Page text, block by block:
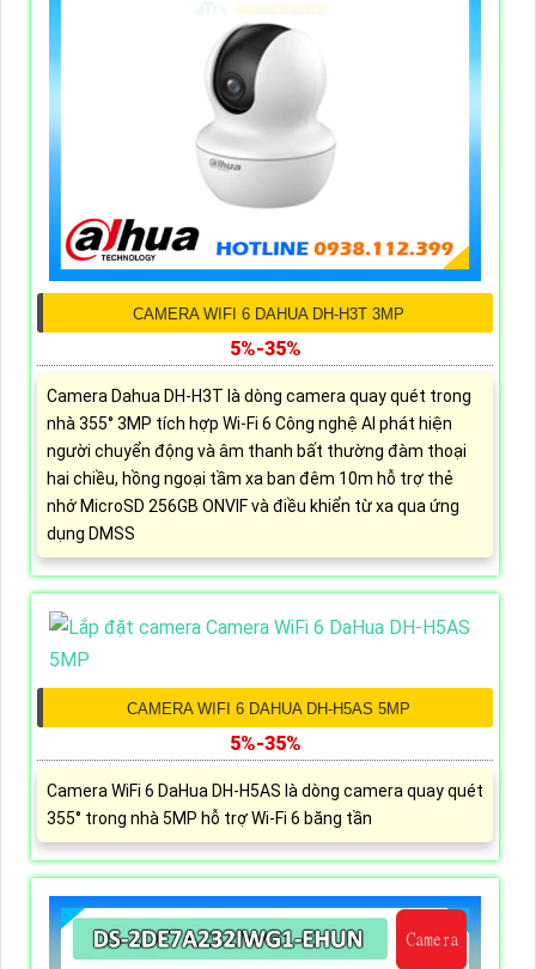
CAMERA WIFI 6 DAHUA DH-H3T 3MP
5%-35%
Camera Dahua DH-H3T là dòng camera quay quét trong
nhà 355° 3MP tích hợp Wi-Fi 6 Công nghệ AI phát hiện
người chuyển động và âm thanh bất thường đàm thoại
hai chiều, hồng ngoại tầm xa ban đêm 10m hỗ trợ thẻ
nhớ MicroSD 256GB ONVIF và điều khiển từ xa qua ứng
dụng DMSS
CAMERA WIFI 6 DAHUA DH-H5AS 5MP
5%-35%
Camera WiFi 6 DaHua DH-H5AS là dòng camera quay quét
355° trong nhà 5MP hỗ trợ Wi-Fi 6 băng tần